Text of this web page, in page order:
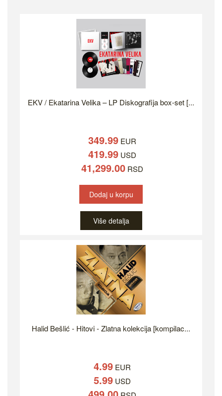
EKV / Ekatarina Velika – LP Diskografija box-set [...
349.99 EUR
419.99 USD
41,299.00 RSD
Dodaj u korpu
Više detalja
Halid Bešlić - Hitovi - Zlatna kolekcija [kompilac...
4.99 EUR
5.99 USD